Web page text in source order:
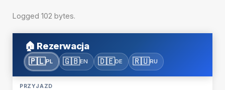
Logged 102 bytes.
🏠 Rezerwacja
🇵🇱PL 🇬🇧EN 🇩🇪DE 🇷🇺RU
PRZYJAZD